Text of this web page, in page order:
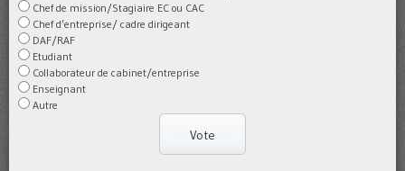
Chef de mission/Stagiaire EC ou CAC
Chef d’entreprise/ cadre dirigeant
DAF/RAF
Etudiant
Collaborateur de cabinet/entreprise
Enseignant
Autre